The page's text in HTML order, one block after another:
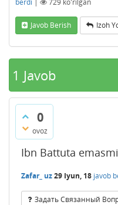
Javob Berish Izoh
1 Javob
0
ovoz
Ibn Battuta emasmi
Zafar_ uz29 Iyun, 18 javob
Задать Связанный